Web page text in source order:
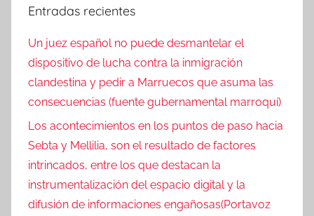
Entradas recientes
Un juez español no puede desmantelar el
dispositivo de lucha contra la inmigración
clandestina y pedir a Marruecos que asuma las
consecuencias (fuente gubernamental marroquí)
Los acontecimientos en los puntos de paso hacia
Sebta y Mellilia, son el resultado de factores
intrincados, entre los que destacan la
instrumentalización del espacio digital y la
difusión de informaciones engañosas(Portavoz